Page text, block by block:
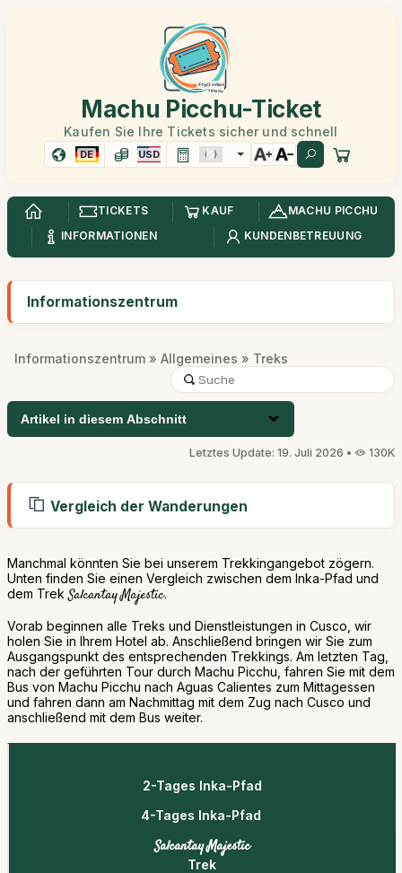
Machu Picchu-Ticket
Kaufen Sie Ihre Tickets sicher und schnell
DE USD
TICKETS KAUF
MACHU PICCHU
INFORMATIONEN
KUNDENBETREUUNG
Informationszentrum
Informationszentrum » Allgemeines » Treks
Artikel in diesem Abschnitt
Letztes Update: 19. Juli 2026 • 130K
Vergleich der Wanderungen
Manchmal könnten Sie bei unserem Trekkingangebot zögern.
Unten finden Sie einen Vergleich zwischen dem Inka-Pfad und
dem Trek Salcantay Majestic.
Vorab beginnen alle Treks und Dienstleistungen in Cusco, wir
holen Sie in Ihrem Hotel ab. Anschließend bringen wir Sie zum
Ausgangspunkt des entsprechenden Trekkings. Am letzten Tag,
nach der geführten Tour durch Machu Picchu, fahren Sie mit dem
Bus von Machu Picchu nach Aguas Calientes zum Mittagessen
und fahren dann am Nachmittag mit dem Zug nach Cusco und
anschließend mit dem Bus weiter.
2-Tages Inka-Pfad
4-Tages Inka-Pfad
Salcantay Majestic
Trek